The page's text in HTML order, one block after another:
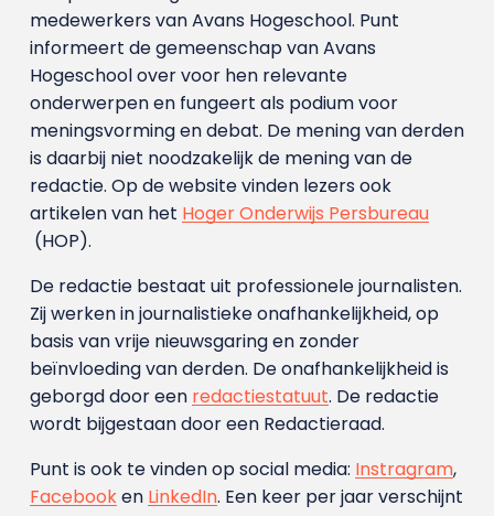
medewerkers van Avans Hoge­school. Punt
informeert de gemeenschap van Avans
Hogeschool over voor hen relevante
onderwerpen en fungeert als podium voor
meningsvorming en debat. De mening van derden
is daarbij niet noodzakelijk de mening van de
redactie. Op de website vinden lezers ook
artikelen van het Hoger Onderwijs Persbureau
(HOP).
De redactie bestaat uit professionele journalisten.
Zij werken in journalistieke onafhankelijkheid, op
basis van vrije nieuwsgaring en zonder
beïnvloeding van derden. De onafhankelijkheid is
geborgd door een redactiestatuut. De redactie
wordt bijgestaan door een Redactieraad.
Punt is ook te vinden op social media: Instragram,
Facebooken LinkedIn. Een keer per jaar verschijnt